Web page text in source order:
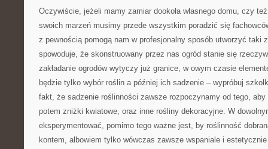
Oczywiście, jeżeli mamy zamiar dookoła własnego domu, czy
swoich marzeń musimy przede wszystkim poradzić się
z pewnością pomogą nam w profesjonalny sposób utworzyć taki
spowoduje, że skonstruowany przez nas ogród stanie się
zakładanie ogrodów wytyczy już granice, w owym czasie
będzie tylko wybór roślin a później ich sadzenie – wypróbuj
fakt, że sadzenie roślinności zawsze rozpoczynamy od tego,
potem zniżki kwiatowe, oraz inne rośliny dekoracyjne. W
eksperymentować, pomimo tego ważne jest, by roślinność
kontem, albowiem tylko wówczas zawsze wspaniale i